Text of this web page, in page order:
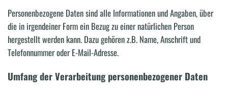
Personenbezogene Daten sind alle Informationen und Angaben, über
die in irgendeiner Form ein Bezug zu einer natürlichen Person
hergestellt werden kann. Dazu gehören z.B. Name, Anschrift und
Telefonnummer oder E-Mail-Adresse.
Umfang der Verarbeitung personenbezogener Daten